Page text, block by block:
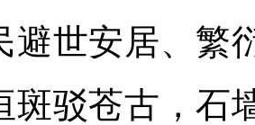
避世安居、繁
斑驳苍古，石